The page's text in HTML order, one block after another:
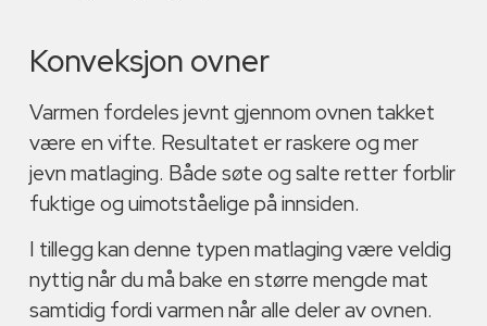
Konveksjon ovner
Varmen fordeles jevnt gjennom ovnen takket
være en vifte. Resultatet er raskere og mer
jevn matlaging. Både søte og salte retter forblir
fuktige og uimotståelige på innsiden.
I tillegg kan denne typen matlaging være veldig
nyttig når du må bake en større mengde mat
samtidig fordi varmen når alle deler av ovnen.